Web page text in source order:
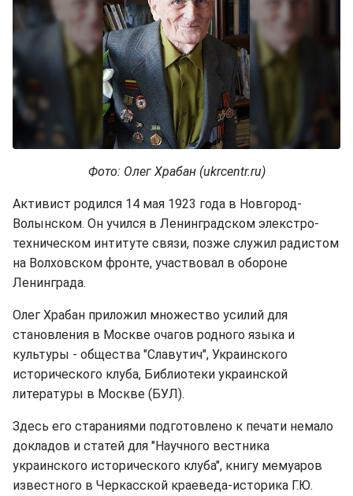
Фото: Олег Храбан (ukrcentr.ru)
Активист родился 14 мая 1923 года в Новгород-
Волынском. Он учился в Ленинградском элекстро-
техническом интитуте связи, позже служил радистом
на Волховском фронте, участвовал в обороне
Ленинграда.
Олег Храбан приложил множество усилий для
становления в Москве очагов родного языка и
культуры - общества "Славутич", Украинского
исторического клуба, Библиотеки украинской
литературы в Москве (БУЛ).
Здесь его стараниями подготовлено к печати немало
докладов и статей для "Научного вестника
украинского исторического клуба", книгу мемуаров
известного в Черкасской краеведа-историка Г.Ю.